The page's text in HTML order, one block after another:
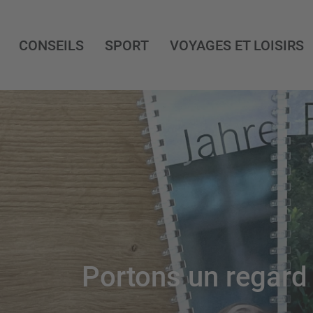
CONSEILS SPORT VOYAGES ET LOISIRS
Portons un